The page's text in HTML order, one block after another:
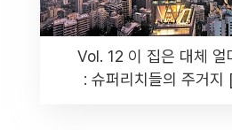
Vol. 12 이 집은 대체 얼
: 슈퍼리치들의 주거지